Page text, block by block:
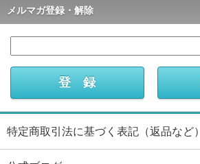
メルマガ登録・解除
特定商取引法に基づく表記（返品など）